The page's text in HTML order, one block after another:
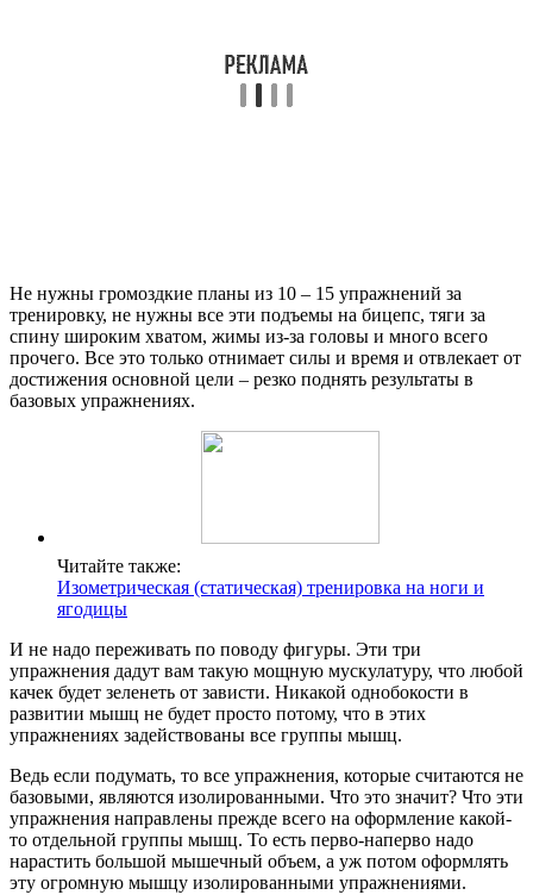
Не нужны громоздкие планы из 10 – 15 упражнений за
тренировку, не нужны все эти подъемы на бицепс, тяги за
спину широким хватом, жимы из-за головы и много всего
прочего. Все это только отнимает силы и время и отвлекает от
достижения основной цели – резко поднять результаты в
базовых упражнениях.
Читайте также:
Изометрическая (статическая) тренировка на ноги и
ягодицы
И не надо переживать по поводу фигуры. Эти три
упражнения дадут вам такую мощную мускулатуру, что любой
качек будет зеленеть от зависти. Никакой однобокости в
развитии мышц не будет просто потому, что в этих
упражнениях задействованы все группы мышц.
Ведь если подумать, то все упражнения, которые считаются не
базовыми, являются изолированными. Что это значит? Что эти
упражнения направлены прежде всего на оформление какой-
то отдельной группы мышц. То есть перво-наперво надо
нарастить большой мышечный объем, а уж потом оформлять
эту огромную мышцу изолированными упражнениями.